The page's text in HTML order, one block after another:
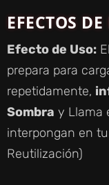
EFECTOS
Efecto de Uso:
prepara para
repetidamente,
Sombra y Llama
interpongan en
Reutilización)